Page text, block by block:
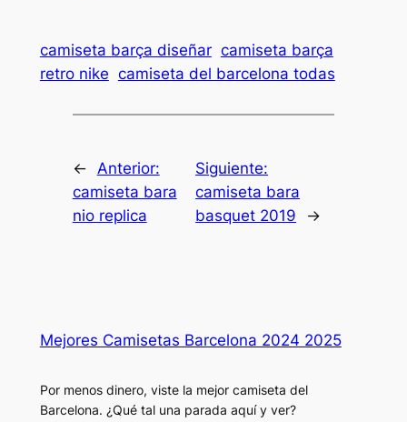
camiseta barça diseñar camiseta barça
retro nike camiseta del barcelona todas
←
Anterior:
camiseta bara
nio replica
Siguiente:
camiseta bara
basquet 2019
→
Mejores Camisetas Barcelona 2024 2025
Por menos dinero, viste la mejor camiseta del
Barcelona. ¿Qué tal una parada aquí y ver?